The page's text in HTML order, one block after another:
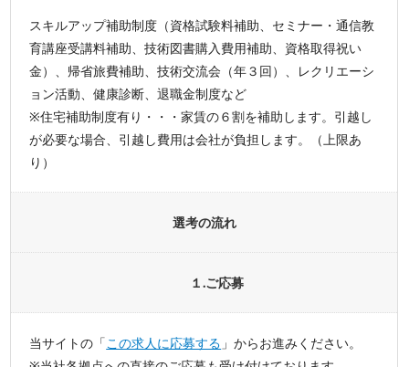
スキルアップ補助制度（資格試験料補助、セミナー・通信教
育講座受講料補助、技術図書購入費用補助、資格取得祝い
金）、帰省旅費補助、技術交流会（年３回）、レクリエーシ
ョン活動、健康診断、退職金制度など
※住宅補助制度有り・・・家賃の６割を補助します。引越し
が必要な場合、引越し費用は会社が負担します。（上限あ
り）
選考の流れ
１.ご応募
当サイトの「この求人に応募する 」からお進みください。